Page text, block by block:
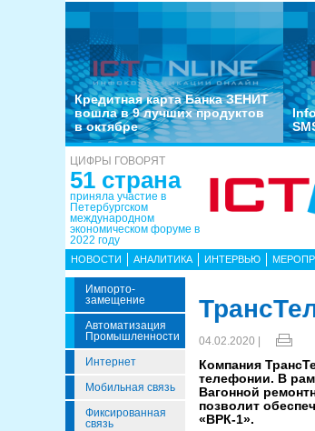
Кредитная карта Банка ЗЕНИТ
вошла в 9 лучших продуктов
в октябре
ЦИФРЫ ГОВОРЯТ
51 страна
приняла участие в
Петербургском
международном
экономическом форуме в
2022 году
НОВОСТИ АНАЛИТИКА ИНТЕРВЬЮ
Импорто­
Замещение
Автоматизация
Промышленности
Интернет
Мобильная связь
Фиксированная
связь
04.02.2020 |
Компания
телефонии. В
Вагонной
позволит
«ВРК-1».